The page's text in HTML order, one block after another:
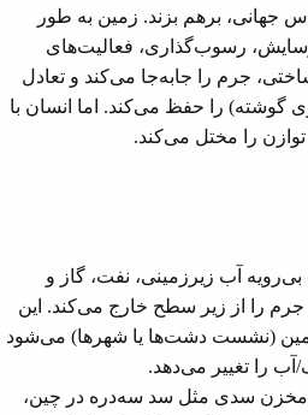
جهانی، برهم بزند. زمین به طور
رسوب‌گذاری، فعالیت‌های
جرم را جابه‌جا می‌کند و تعادل
گوشته) را حفظ می‌کند. اما انسان با
را مختل می‌کند.
آب زیرزمینی، نفت، گاز و
را از زیر سطح خارج می‌کند. این
(نشست دشت‌ها یا شهرها) می‌شود
را تغییر می‌دهد.
مخزن سدی مثل سد سه‌دره در چین،